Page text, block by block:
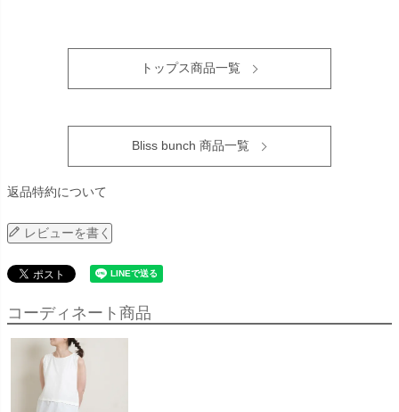
トップス商品一覧
Bliss bunch 商品一覧
返品特約について
レビューを書く
コーディネート商品